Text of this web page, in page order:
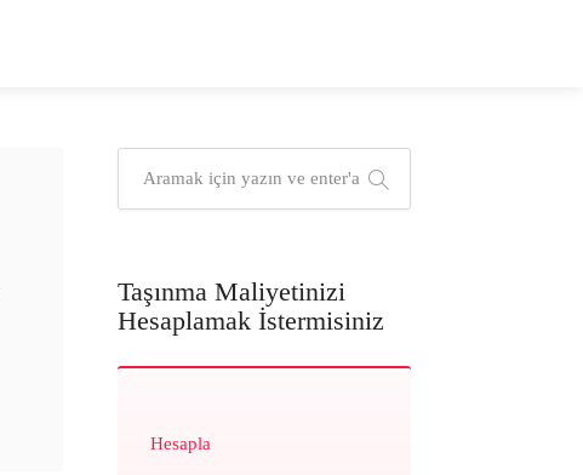
Taşınma Maliyetinizi
Hesaplamak İstermisiniz
Hesapla